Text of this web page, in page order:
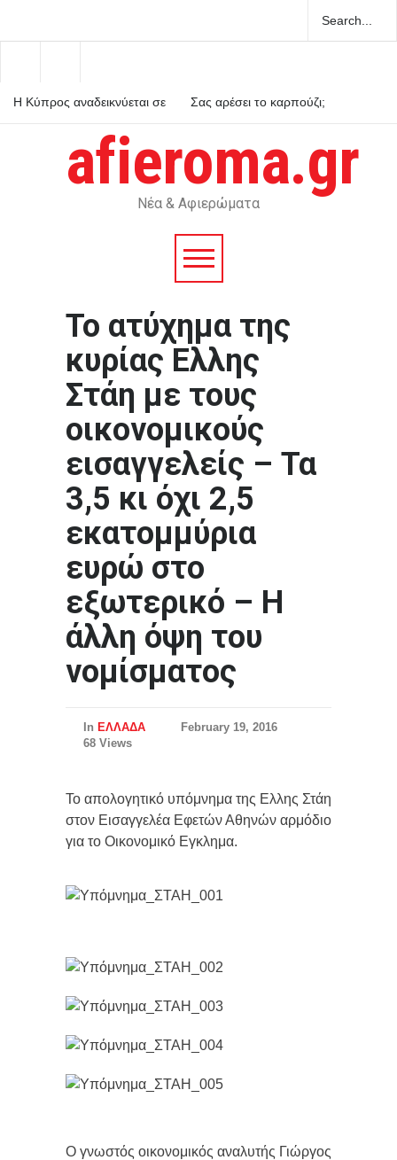
Η Κύπρος αναδεικνύεται σε
Σας αρέσει το καρπούζι;
Προέβλεπαν πράγματι τα
Ταρώ το μέλλον;afieroma.gr
Νέα & Αφιερώματα
Το ατύχημα της
κυρίας Ελλης
Στάη με τους
οικονομικούς
εισαγγελείς – Τα
3,5 κι όχι 2,5
εκατομμύρια
ευρώ στο
εξωτερικό – Η
άλλη όψη του
νομίσματος
In ΕΛΛΑΔΑ
February 19, 2016
68 Views
Το απολογητικό υπόμνημα της Ελλης Στάη
στον Εισαγγελέα Εφετών Αθηνών αρμόδιο
για το Οικονομικό Εγκλημα.
Ο γνωστός οικονομικός αναλυτής Γιώργος